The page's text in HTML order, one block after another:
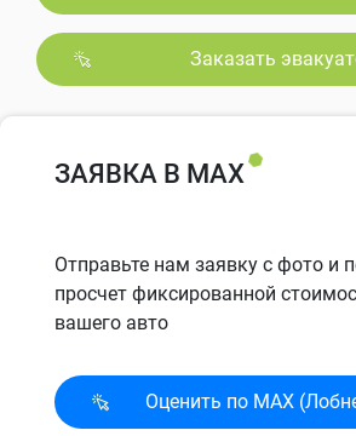
Заказать
ЗАЯВКА В MAX
Отправьте нам заявку с фото и
просчет фиксированной
вашего авто
Оценить по MAX